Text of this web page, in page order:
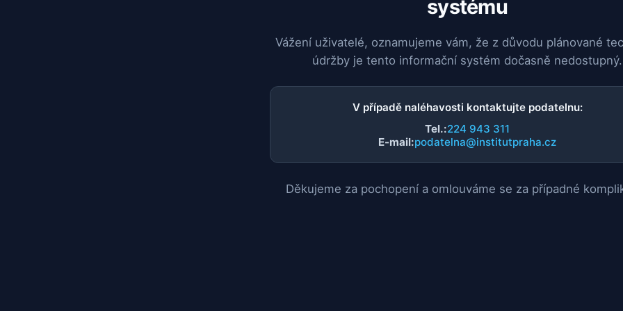
systému
Vážení uživatelé, oznamujeme vám, že z důvodu plánované
údržby je tento informační systém dočasně nedostupný.
V případě naléhavosti kontaktujte podatelnu:
Tel.:224 943 311
E-mail:podatelna@institutpraha.cz
Děkujeme za pochopení a omlouváme se za případné